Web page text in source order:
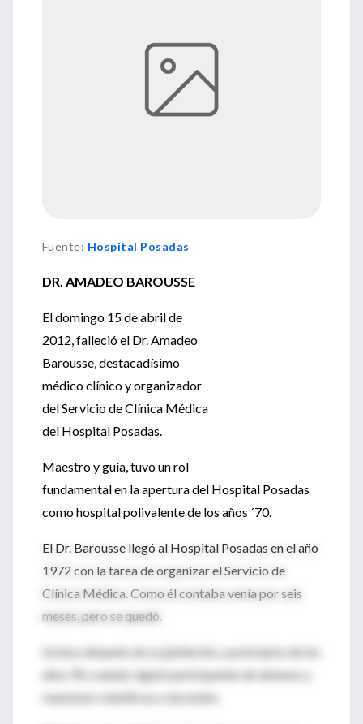
Fuente: Hospital Posadas
DR. AMADEO BAROUSSE
El domingo 15 de abril de
2012, falleció el Dr. Amadeo
Barousse, destacadísimo
médico clínico y organizador
del Servicio de Clínica Médica
del Hospital Posadas.
Maestro y guía, tuvo un rol
fundamental en la apertura del Hospital Posadas
como hospital polivalente de los años ´70.
El Dr. Barousse llegó al Hospital Posadas en el año
1972 con la tarea de organizar el Servicio de
Clínica Médica. Como él contaba venía por seis
meses, pero se quedó.
Incluso después de su jubilación, a principios de los
años 90, cuando siguió participando de ateneos y
reuniones científicas y docentes.